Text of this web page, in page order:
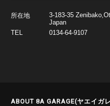
所在地
3-183-35
Japan
TEL
0134-64-9107
ABOUT 8A GARAGE(ヤエイガ